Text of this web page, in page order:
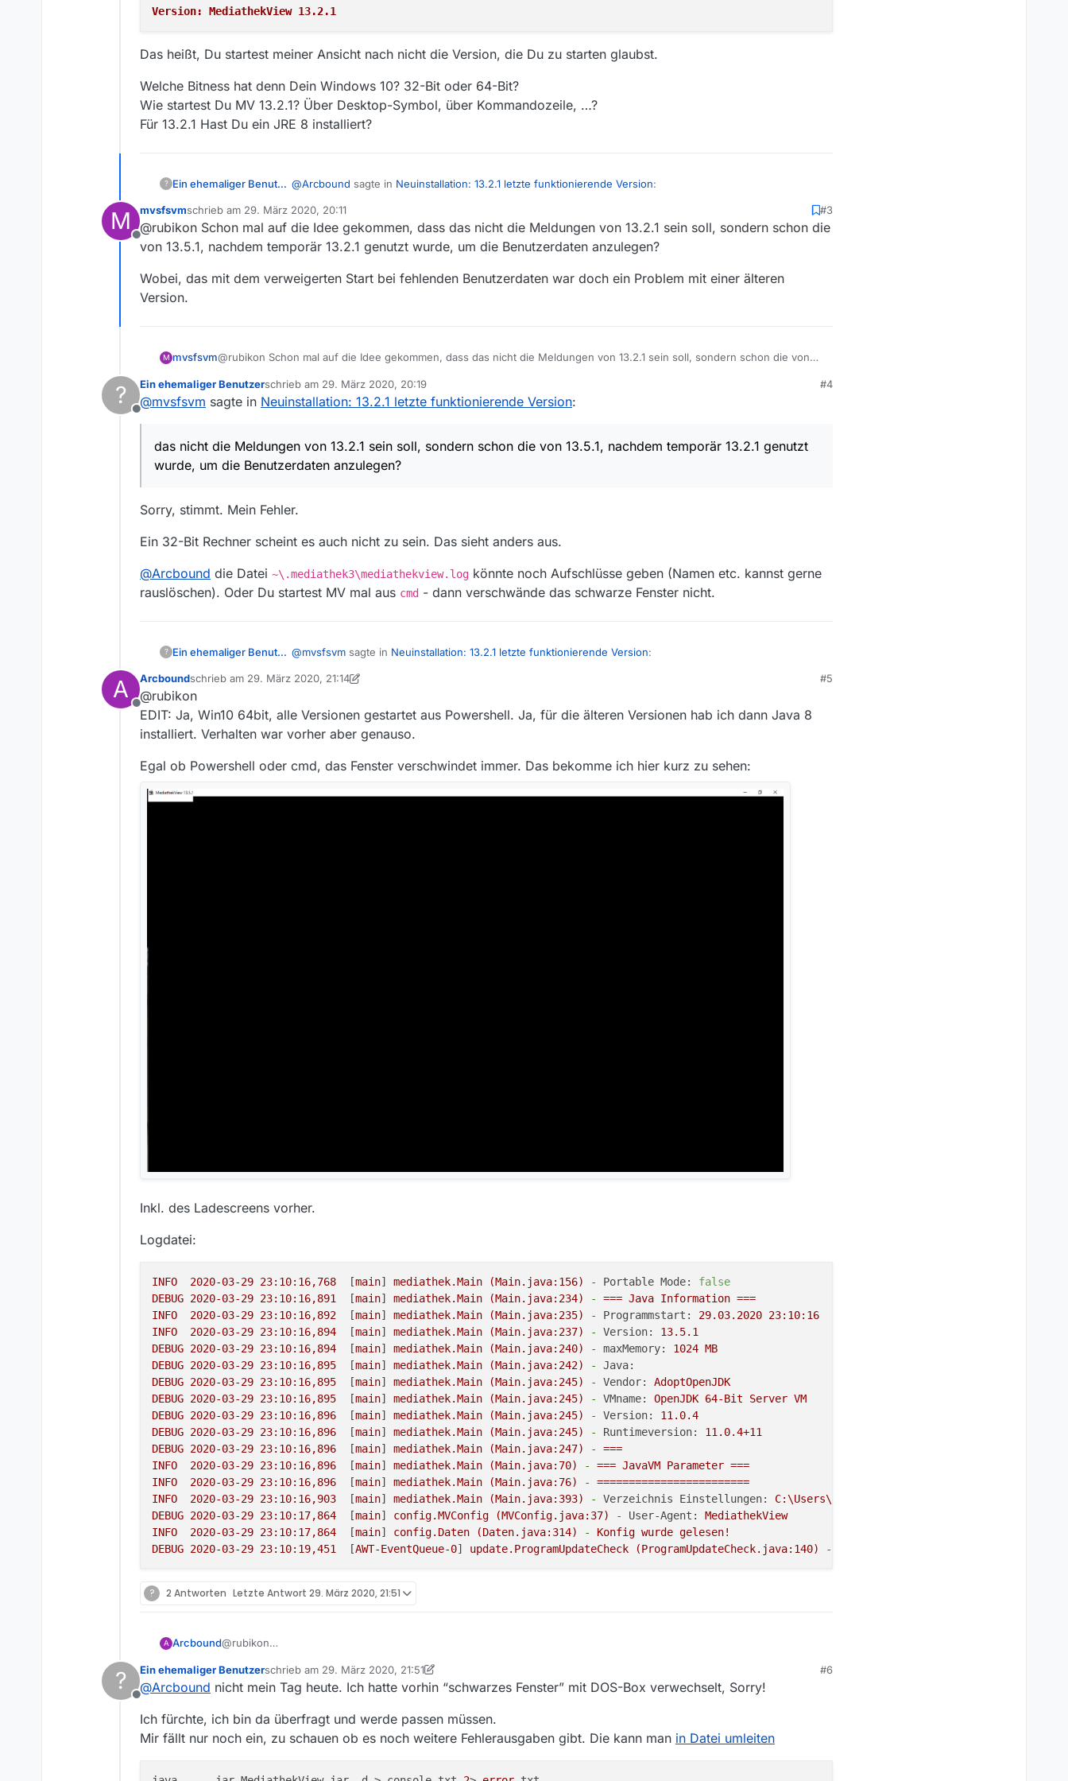
Version: MediathekView 13.2.1
Das heißt, Du startest meiner Ansicht nach nicht die Version, die Du zu starten glaubst.
Welche Bitness hat denn Dein Windows 10? 32-Bit oder 64-Bit?
Wie startest Du MV 13.2.1? Über Desktop-Symbol, über Kommandozeile, …?
Für 13.2.1 Hast Du ein JRE 8 installiert?
? Ein ehemaliger Benutzer @Arcbound sagte in Neuinstallation: 13.2.1 letzte funktionierende Version:
Mit dem vorherigen Starten der13.2.0kommt dann folgende Meldung:
Das heißt, Du startest meiner Ansicht nach nicht die Version, die Du zu starten glaubst.
Für 13.2.1 Hast Du ein JRE 8 installiert?
M
Offline
mvsfsvmschrieb am 29. März 2020, 20:11
zuletzt editiert von
#3
@rubikon Schon mal auf die Idee gekommen, dass das nicht die Meldungen von 13.2.1 sein soll, sondern schon die
von 13.5.1, nachdem temporär 13.2.1 genutzt wurde, um die Benutzerdaten anzulegen?
Wobei, das mit dem verweigerten Start bei fehlenden Benutzerdaten war doch ein Problem mit einer älteren
Version.
M mvsfsvm@rubikon Schon mal auf die Idee gekommen, dass das nicht die Meldungen von 13.2.1 sein soll, sondern schon die von
Wobei, das mit dem verweigerten Start bei fehlenden Benutzerdaten war doch ein Problem mit einer älteren Version.
?
Offline
Ein ehemaliger Benutzerschrieb am 29. März 2020, 20:19
zuletzt editiert von
#4
@mvsfsvm sagte in Neuinstallation: 13.2.1 letzte funktionierende Version:
das nicht die Meldungen von 13.2.1 sein soll, sondern schon die von 13.5.1, nachdem temporär 13.2.1 genutzt
wurde, um die Benutzerdaten anzulegen?
Sorry, stimmt. Mein Fehler.
Ein 32-Bit Rechner scheint es auch nicht zu sein. Das sieht anders aus.
@Arcbound die Datei ~\.mediathek3\mediathekview.log könnte noch Aufschlüsse geben (Namen etc. kannst gerne
rauslöschen). Oder Du startest MV mal aus cmd - dann verschwände das schwarze Fenster nicht.
? Ein ehemaliger Benutzer @mvsfsvm sagte in Neuinstallation: 13.2.1 letzte funktionierende Version:
genutzt wurde, um die Benutzerdaten anzulegen?
Sorry, stimmt. Mein Fehler.
kannst gerne rauslöschen). Oder Du startest MV mal auscmd- dann verschwände das schwarze Fenster
A
Offline
Arcboundschrieb am 29. März 2020, 21:14
zuletzt editiert von Arcbound
#5
@rubikon
EDIT: Ja, Win10 64bit, alle Versionen gestartet aus Powershell. Ja, für die älteren Versionen hab ich dann Java 8
installiert. Verhalten war vorher aber genauso.
Egal ob Powershell oder cmd, das Fenster verschwindet immer. Das bekomme ich hier kurz zu sehen:
Inkl. des Ladescreens vorher.
Logdatei:
INFO 2020-03-29 23:10:16,768
  [
main] mediathek.Main (Main.java:156) - Portable Mode:
false
DEBUG 2020-03-29 23:10:16,891
  [
main] mediathek.Main (Main.java:234) - === Java Information ===
INFO
2020-03-29 23:10:16,892
  [
main] mediathek.Main (Main.java:235) - Programmstart: 29.03.2020 23:10:16
INFO
2020-03-29 23:10:16,894
  [
main] mediathek.Main (Main.java:237) - Version: 13.5.1
DEBUG 2020-03-29 23:10:16,894
  [
main] mediathek.Main (Main.java:240) - maxMemory: 1024 MB
DEBUG 2020-03-29 23:10:16,895
  [
main] mediathek.Main (Main.java:242) -
Java:
DEBUG 2020-03-29 23:10:16,895
  [
main] mediathek.Main (Main.java:245) - Vendor:
AdoptOpenJDK
DEBUG 2020-03-29 23:10:16,895
  [
main] mediathek.Main (Main.java:245) - VMname: OpenJDK 64-Bit Server VM
DEBUG 2020-03-29 23:10:16,896
  [
main] mediathek.Main (Main.java:245) - Version: 11.0.4
DEBUG 2020-03-29 23:10:16,896
  [
main] mediathek.Main (Main.java:245) - Runtimeversion: 11.0.4+11
DEBUG 2020-03-29 23:10:16,896
  [
main] mediathek.Main (Main.java:247) -
===
INFO
2020-03-29 23:10:16,896
  [
main] mediathek.Main (Main.java:70) - === JavaVM Parameter ===
INFO
2020-03-29 23:10:16,896
  [
main] mediathek.Main (Main.java:76) -
========================
INFO
2020-03-29 23:10:16,903
  [
main] mediathek.Main (Main.java:393) - Verzeichnis Einstellungen:
C:\Users\*******\.mediathek3
DEBUG 2020-03-29 23:10:17,864
  [
main] config.MVConfig (MVConfig.java:37) - User-Agent:
MediathekView
INFO
2020-03-29 23:10:17,864
  [
main] config.Daten (Daten.java:314) - Konfig wurde gelesen!
DEBUG 2020-03-29 23:10:19,451
  [
AWT-EventQueue-0] update.ProgramUpdateCheck (ProgramUpdateCheck.java:140) -
? 2 Antworten Letzte Antwort 29. März 2020, 21:51
A Arcbound@rubikon
Verhalten war vorher aber genauso.
Egal ob Powershell oder cmd, das Fenster verschwindet immer. Das bekomme ich hier kurz zu sehen:
Logdatei:
?
Offline
Ein ehemaliger Benutzerschrieb am 29. März 2020, 21:51
zuletzt editiert von Ein ehemaliger Benutzer
#6
@Arcbound nicht mein Tag heute. Ich hatte vorhin “schwarzes Fenster” mit DOS-Box verwechselt, Sorry!
Ich fürchte, ich bin da überfragt und werde passen müssen.
Mir fällt nur noch ein, zu schauen ob es noch weitere Fehlerausgaben gibt. Die kann man in Datei umleiten